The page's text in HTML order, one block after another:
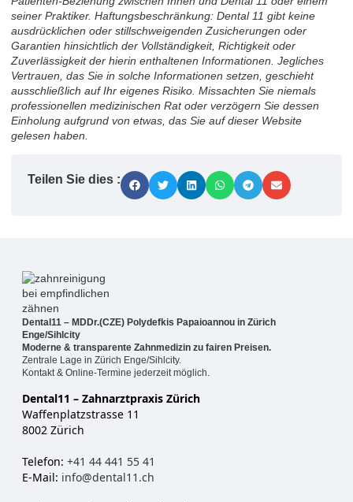
seiner Praktiker. Haftungsbeschränkung: Dental 11 gibt keine
ausdrücklichen oder stillschweigenden Zusicherungen oder
Garantien hinsichtlich der Vollständigkeit, Richtigkeit oder
Zuverlässigkeit der hierin enthaltenen Informationen. Jegliches
Vertrauen, das Sie in solche Informationen setzen, geschieht
ausschließlich auf Ihr eigenes Risiko. Missachten Sie niemals
professionellen medizinischen Rat oder verzögern Sie dessen
Einholung aufgrund von etwas, das Sie auf dieser Website
gelesen haben.
Teilen Sie dies :
Dental11 – MDDr.(CZE) Polydefkis Papaioannou in Zürich
Enge/Sihlcity
Moderne & transparente Zahnmedizin zu fairen Preisen.
Zentrale Lage in Zürich Enge/Sihlcity.
Kontakt & Online-Termine jederzeit möglich.
Dental11 – Zahnarztpraxis Zürich
Waffenplatzstrasse 11
8002 Zürich
Telefon: +41 44 441 55 41
E-Mail: info@dental11.ch